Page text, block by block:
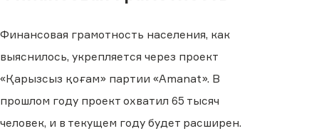
Финансовая грамотность населения, как
выяснилось, укрепляется через проект
«Қарызсыз қоғам» партии «Amanat». В
прошлом году проект охватил 65 тысяч
человек, и в текущем году будет расширен.